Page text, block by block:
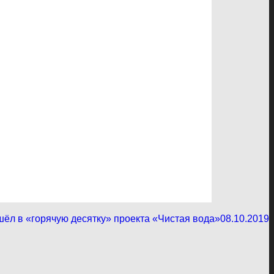
в «горячую десятку» проекта «Чистая вода»08.10.2019